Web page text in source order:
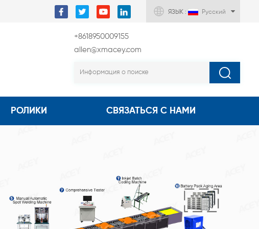
ЯЗЫК : Русский
+8618950009155
allen@xmacey.com
РОЛИКИ СВЯЗАТЬСЯ С НАМИ